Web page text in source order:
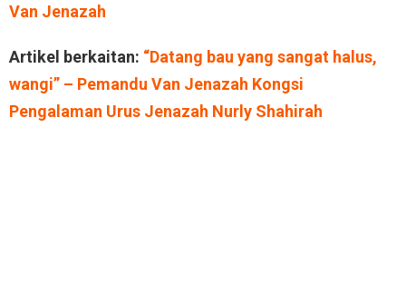
Van Jenazah
Artikel berkaitan: “Datang bau yang sangat halus,
wangi” – Pemandu Van Jenazah Kongsi
Pengalaman Urus Jenazah Nurly Shahirah